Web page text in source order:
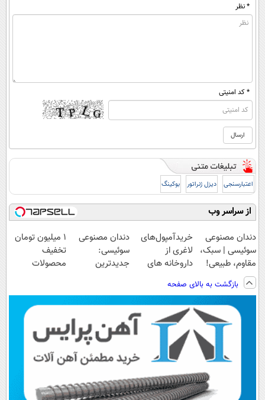
* نظر
* کد امنیتی
اعتبارسنجی دیزل ژنراتور بوکینگ
از سراسر وب
دندان مصنوعی
سوئیسی | سبک،
مقاوم، طبیعی!
ویزیت
رایگان+پرداخت
اقساطی😍
خریدآمپول‌های
لاغری از
داروخانه های
فوری همراه با
پک یخ!
دندان مصنوعی
سوئیسی:
جدیدترین
پرداخت قسطی
۱ میلیون تومان
تخفیف
محصولات
شروع کاهش
بازگشت به بالای صفحه